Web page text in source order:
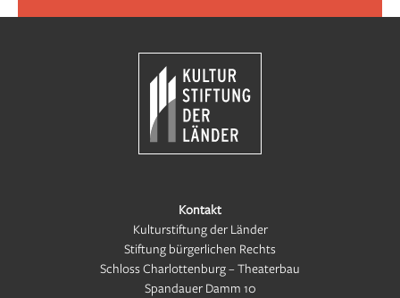
Kontakt
Kulturstiftung der Länder
Stiftung bürgerlichen Rechts
Schloss Charlottenburg – Theaterbau
Spandauer Damm 10